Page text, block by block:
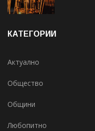
КАТЕГОРИИ
Актуално
Общество
Общини
Любопитно